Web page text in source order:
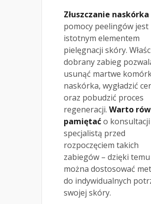
Złuszczanie naskórka
pomocy peelingów jest
istotnym elementem
pielęgnacji skóry.
dobrany zabieg
usunąć martwe
naskórka, wygładzić
oraz pobudzić proces
regeneracji. Warto
pamiętaćo konsultacji
specjalistą przed
rozpoczęciem takich
zabiegów – dzięki temu
można dostosować
do indywidualnych
swojej skóry.